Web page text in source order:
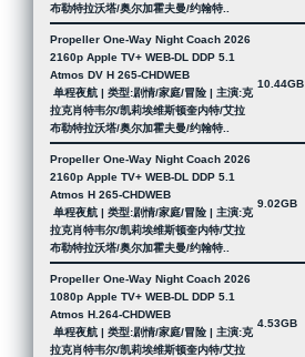
布勒特拉沃塔/奥尔加霍夫曼/约翰特..
Propeller One-Way Night Coach 2026
2160p Apple TV+ WEB-DL DDP 5.1
Atmos DV H 265-CHDWEB
单程夜航 | 类型:剧情/家庭/冒险 | 主演:克
拉克肖特韦尔/凯莉埃维斯顿奎内特/艾拉
布勒特拉沃塔/奥尔加霍夫曼/约翰特..
10.44GB
Propeller One-Way Night Coach 2026
2160p Apple TV+ WEB-DL DDP 5.1
Atmos H 265-CHDWEB
单程夜航 | 类型:剧情/家庭/冒险 | 主演:克
拉克肖特韦尔/凯莉埃维斯顿奎内特/艾拉
布勒特拉沃塔/奥尔加霍夫曼/约翰特..
9.02GB
Propeller One-Way Night Coach 2026
1080p Apple TV+ WEB-DL DDP 5.1
Atmos H.264-CHDWEB
单程夜航 | 类型:剧情/家庭/冒险 | 主演:克
拉克肖特韦尔/凯莉埃维斯顿奎内特/艾拉
4.53GB